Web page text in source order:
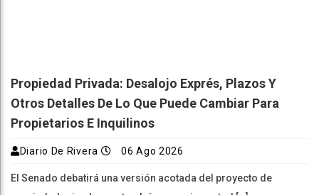
Propiedad Privada: Desalojo Exprés, Plazos Y
Otros Detalles De Lo Que Puede Cambiar Para
Propietarios E Inquilinos
Diario De Rivera 06 Ago 2026
El Senado debatirá una versión acotada del proyecto de